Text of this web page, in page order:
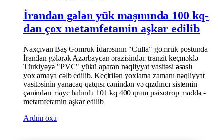
İrandan gələn yük maşınında 100 kq-
dan çox metamfetamin aşkar edilib
Naxçıvan Baş Gömrük İdarəsinin "Culfa" gömrük postunda
İrandan gələrək Azərbaycan ərazisindən tranzit keçməklə
Türkiyəyə "PVC" yükü aparan nəqliyyat vasitəsi əsaslı
yoxlamaya cəlb edilib. Keçirilən yoxlama zamanı nəqliyyat
vasitəsinin yanacaq qatqısı çənindən və qızdırıcı sistemin
çənindən maye halında 101 kq 400 qram psixotrop maddə -
metamfetamin aşkar edilib
Ardını oxu